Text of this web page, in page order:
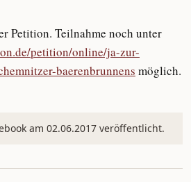
Petition. Teilnahme noch unter
petition/online/ja-zur-
baerenbrunnens möglich.
am 02.06.2017 veröffentlicht.